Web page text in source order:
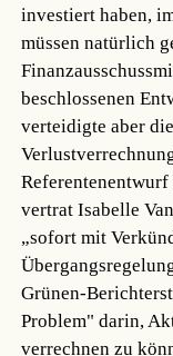
investiert haben,
müssen natürlich
beschlossenen
verteidigte aber
vertrat Isabelle
„sofort mit
Grünen-
Problem" darin,
verrechnen zu